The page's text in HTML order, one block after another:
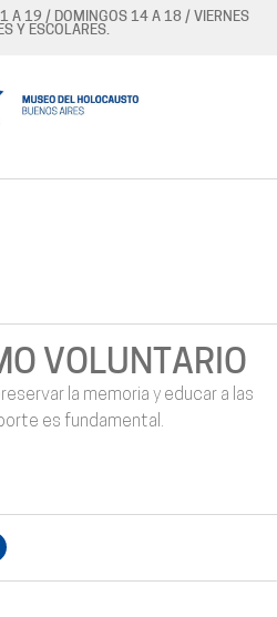
A 19 / DOMINGOS 14 A 18 / VIERNES
Y ESCOLARES.
VOLUNTARIO
la memoria y educar a las
es fundamental.